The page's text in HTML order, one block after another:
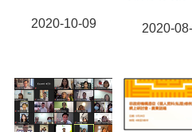
2020-10-09
2020-